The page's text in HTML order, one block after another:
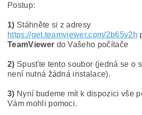
Postup:
1) Stáhněte si z adresy
https://get.teamviewer.com/2b65v2h
TeamViewer do Vašeho počítače
2) Spusťte tento soubor (jedná se o
není nutná žádná instalace).
3) Nyní budeme mít k dispozici vše
Vám mohli pomoci.